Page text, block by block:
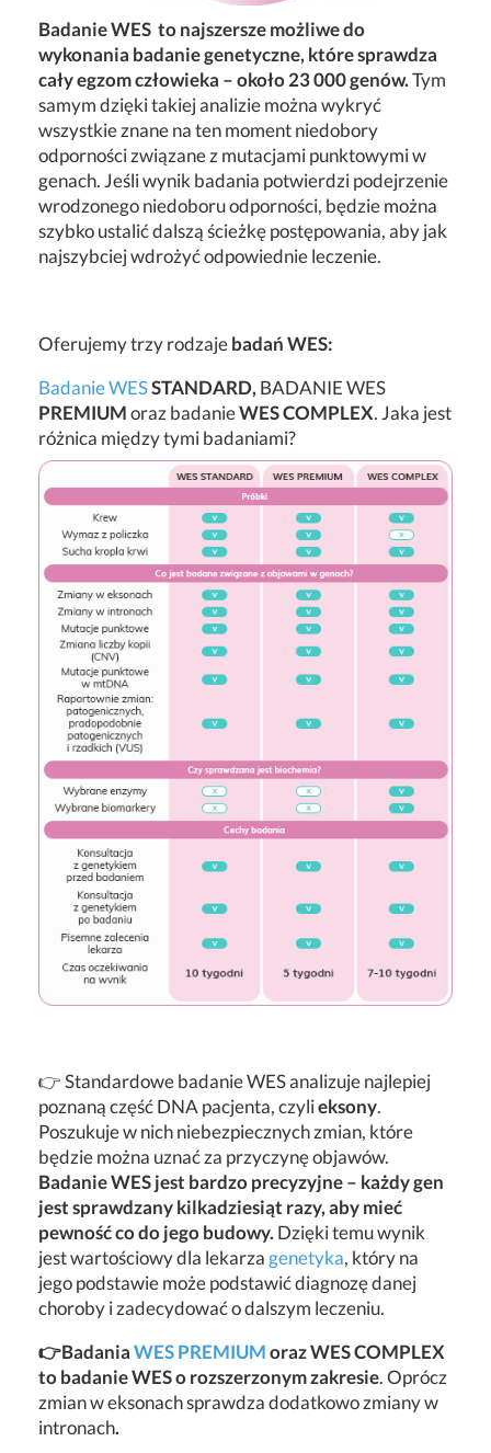
Badanie WES to najszersze możliwe do
wykonania badanie genetyczne, które sprawdza
cały egzom człowieka – około 23 000 genów.Tym
samym dzięki takiej analizie można wykryć
wszystkie znane na ten moment niedobory
odporności związane z mutacjami punktowymi w
genach. Jeśli wynik badania potwierdzi podejrzenie
wrodzonego niedoboru odporności, będzie można
szybko ustalić dalszą ścieżkę postępowania, aby jak
najszybciej wdrożyć odpowiednie leczenie.
Oferujemy trzy rodzajebadań WES:
Badanie WESSTANDARD, BADANIE WES
PREMIUMoraz badanieWES COMPLEX. Jaka jest
różnica między tymi badaniami?
👉 Standardowe badanie WES analizuje najlepiej
poznaną część DNA pacjenta, czylieksony.
Poszukuje w nich niebezpiecznych zmian, które
będzie można uznać za przyczynę objawów.
Badanie WES jest bardzo precyzyjne – każdy gen
jest sprawdzany kilkadziesiąt razy, aby mieć
pewność co do jego budowy. Dzięki temu wynik
jest wartościowy dla lekarza genetyka, który na
jego podstawie może podstawić diagnozę danej
choroby i zadecydować o dalszym leczeniu.
👉BadaniaWES PREMIUMoraz WES COMPLEX
to badanie WES o rozszerzonym zakresie. Oprócz
zmian w eksonach sprawdza dodatkowo zmiany w
intronach.